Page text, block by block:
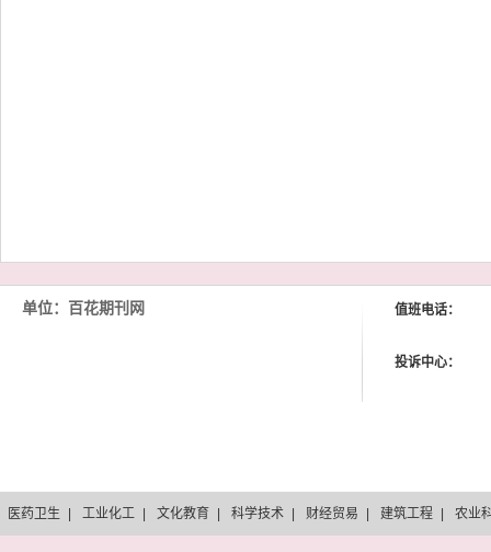
单位：百花期刊网 值班电话：
投诉中心：
医药卫生 工业化工 文化教育 科学技术 财经贸易 建筑工程 农业